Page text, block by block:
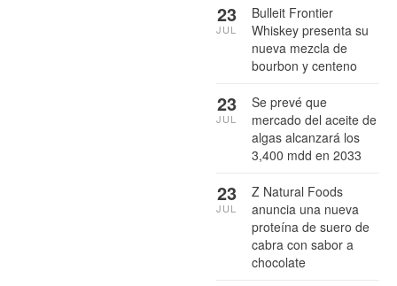
Bulleit Frontier
Whiskey presenta su
nueva mezcla de
bourbon y centeno
23
JUL
Se prevé que
mercado del aceite de
algas alcanzará los
3,400 mdd en 2033
23
JUL
Z Natural Foods
anuncia una nueva
proteína de suero de
cabra con sabor a
chocolate
23
JUL